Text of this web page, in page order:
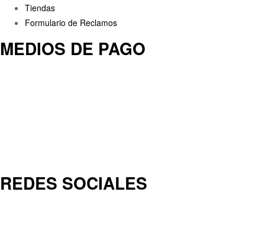
Tiendas
Formulario de Reclamos
MEDIOS DE PAGO
REDES SOCIALES